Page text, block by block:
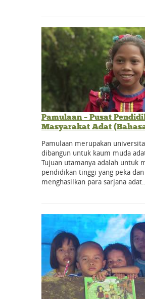
Pamulaan – Pusat
Masyarakat Adat
Pamulaan merupakan
dibangun untuk kaum muda
Tujuan utamanya adalah untuk
pendidikan tinggi yang peka
menghasilkan para sarjana